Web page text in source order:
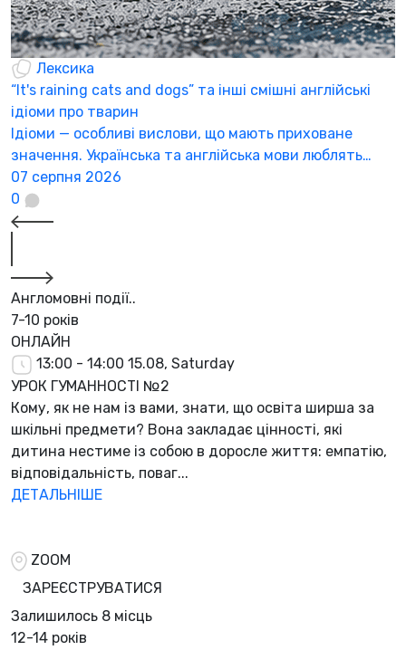
Лексика
“It's raining cats and dogs” та інші смішні англійські
ідіоми про тварин
Ідіоми — особливі вислови, що мають приховане
значення. Українська та англійська мови люблять…
07 серпня 2026
0
Англомовні події..
7-10 років
ОНЛАЙН
13:00 - 14:00 15.08, Saturday
УРОК ГУМАННОСТІ №2
Кому, як не нам із вами, знати, що освіта ширша за
шкільні предмети? Вона закладає цінності, які
дитина нестиме із собою в доросле життя: емпатію,
відповідальність, поваг...
ДЕТАЛЬНІШЕ
ZOOM
ЗАРЕЄСТРУВАТИСЯ
Залишилось 8 місць
12-14 років